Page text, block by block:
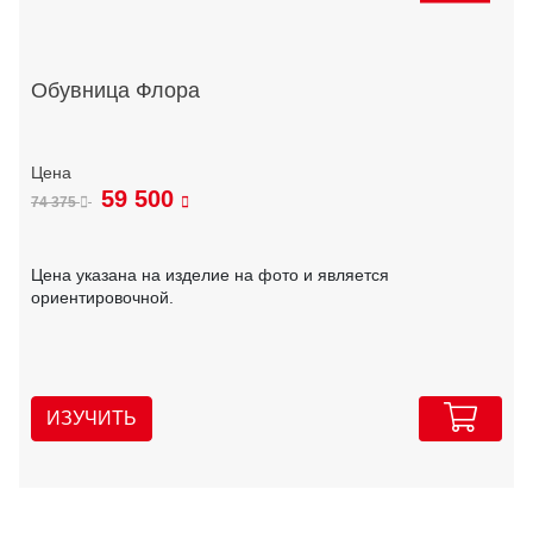
Обувница Флора
74 375 59 500
Цена указана на изделие на фото и является
ориентировочной.
ИЗУЧИТЬ